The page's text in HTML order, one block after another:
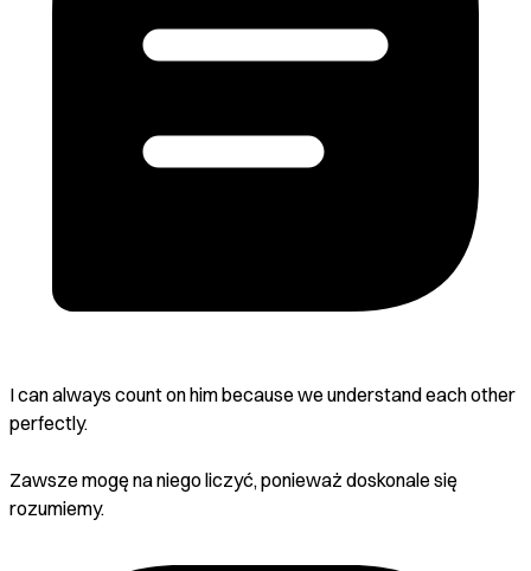
I can always count on him because we understand each other
perfectly.
Zawsze mogę na niego liczyć, ponieważ doskonale się
rozumiemy.